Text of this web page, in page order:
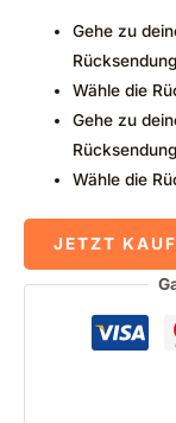
Gehe zu
Rücksendung
Wähle die
Gehe zu
Rücksendung
Wähle die
JETZT